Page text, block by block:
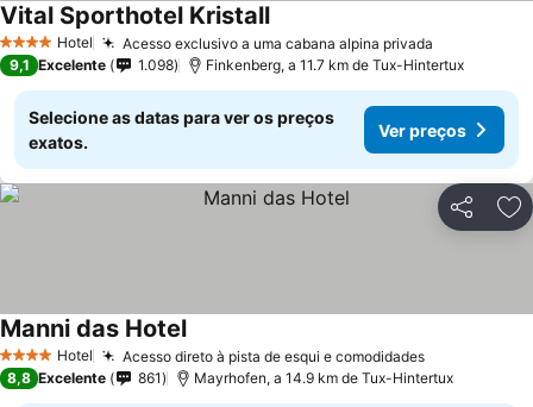
4 EstrelasHotel Acesso exclusivo a uma cabana alpina privada
Vital Sporthotel KristallVer preços
9,1 Excelente 1.098 Finkenberg, a 11.7 km de Tux-Hintertux
Selecione as datas para ver os preços
exatos.
Ver preços
Partilhar
4 EstrelasHotel Acesso direto à pista de esqui e comodidadesVer preços
Manni das HotelVer preços
8,8 Excelente 861 Mayrhofen, a 14.9 km de Tux-Hintertux